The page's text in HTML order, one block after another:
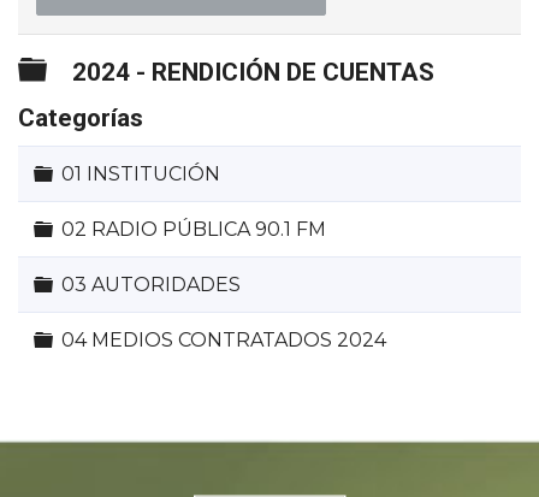
Carpeta
2024 - RENDICIÓN DE CUENTAS
Categorías
Carpeta
01 INSTITUCIÓN
Carpeta
02 RADIO PÚBLICA 90.1 FM
Carpeta
03 AUTORIDADES
Carpeta
04 MEDIOS CONTRATADOS 2024